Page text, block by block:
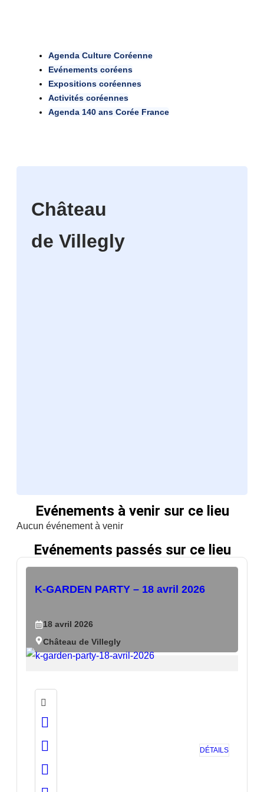
Agenda Culture Coréenne
Evénements coréens
Expositions coréennes
Activités coréennes
Agenda 140 ans Corée France
Château
de Villegly
Evénements à venir sur ce lieu
Aucun événement à venir
Evénements passés sur ce lieu
K-GARDEN PARTY – 18 avril 2026
18 avril 2026
Château de Villegly
DÉTAILS